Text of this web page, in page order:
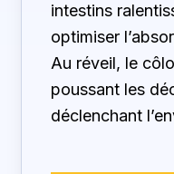
intestins
optimiser
Au réveil, le
poussant les
déclenchant